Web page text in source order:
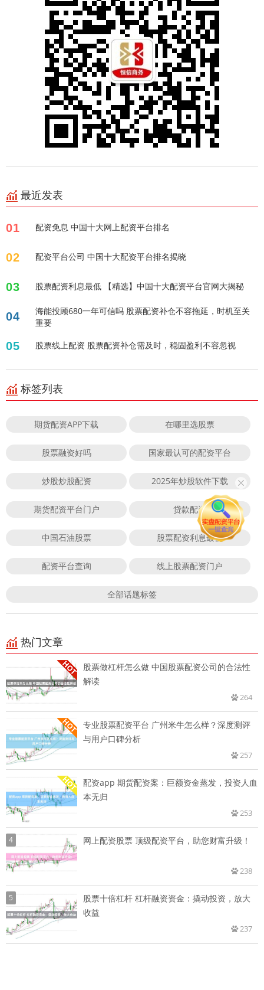
最近发表
01 配资免息 中国十大网上配资平台排名
02 配资平台公司 中国十大配资平台排名揭晓
03 股票配资利息最低 【精选】中国十大配资平台官网大揭秘
04
海能投顾680一年可信吗 股票配资补仓不容拖延，时机至关
重要
05 股票线上配资 股票配资补仓需及时，稳固盈利不容忽视
标签列表
期货配资APP下载 在哪里选股票
股票融资好吗 国家最认可的配资平台
炒股炒股配资 2025年炒股软件下载
期货配资平台门户 贷款配资
中国石油股票 股票配资利息最低
配资平台查询 线上股票配资门户
全部话题标签
热门文章
股票做杠杆怎么做 中国股票配资公司的合法性
解读
264
专业股票配资平台 广州米牛怎么样？深度测评
与用户口碑分析
257
配资app 期货配资案：巨额资金蒸发，投资人血
本无归
253
4 网上配资股票 顶级配资平台，助您财富升级！
238
5
股票十倍杠杆 杠杆融资资金：撬动投资，放大
收益
237